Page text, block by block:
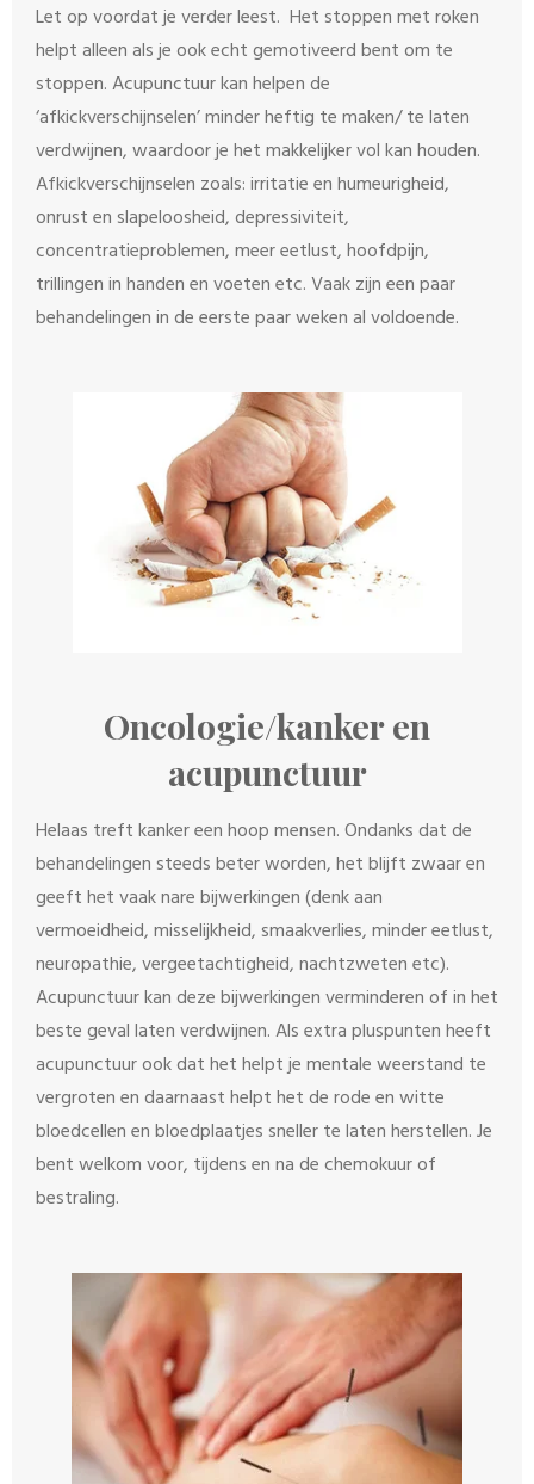
Let op voordat je verder leest. Het stoppen met roken
helpt alleen als je ook echt gemotiveerd bent om te
stoppen. Acupunctuur kan helpen de
‘afkickverschijnselen’ minder heftig te maken/ te laten
verdwijnen, waardoor je het makkelijker vol kan houden.
Afkickverschijnselen zoals: irritatie en humeurigheid,
onrust en slapeloosheid, depressiviteit,
concentratieproblemen, meer eetlust, hoofdpijn,
trillingen in handen en voeten etc. Vaak zijn een paar
behandelingen in de eerste paar weken al voldoende.
Oncologie/kanker en
acupunctuur
Helaas treft kanker een hoop mensen. Ondanks dat de
behandelingen steeds beter worden, het blijft zwaar en
geeft het vaak nare bijwerkingen (denk aan
vermoeidheid, misselijkheid, smaakverlies, minder eetlust,
neuropathie, vergeetachtigheid, nachtzweten etc).
Acupunctuur kan deze bijwerkingen verminderen of in het
beste geval laten verdwijnen. Als extra pluspunten heeft
acupunctuur ook dat het helpt je mentale weerstand te
vergroten en daarnaast helpt het de rode en witte
bloedcellen en bloedplaatjes sneller te laten herstellen. Je
bent welkom voor, tijdens en na de chemokuur of
bestraling.